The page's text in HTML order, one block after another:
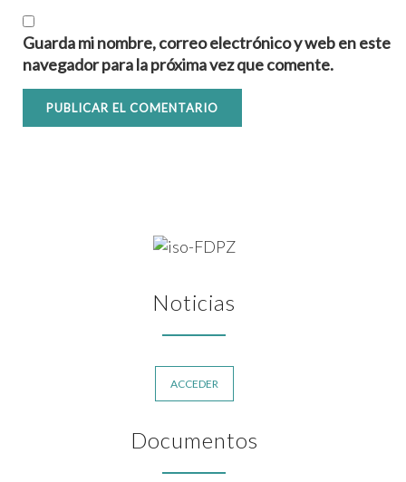
Guarda mi nombre, correo electrónico y web en este
navegador para la próxima vez que comente.
Noticias
ACCEDER
Documentos